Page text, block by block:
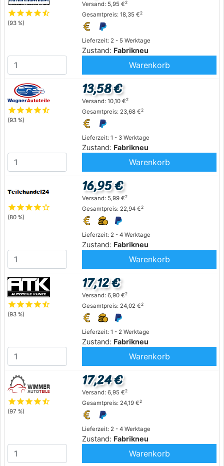
starstarstarstarstar_half
(93 %)
Lieferzeit: 2 - 5 Werktage
Zustand: Fabrikneu
Versand: 5,95 €2
Gesamtpreis: 18,35 €2
Warenkorb
starstarstarstarstar_half
(93 %)
Lieferzeit: 1 - 3 Werktage
Zustand: Fabrikneu
13,58 €
Versand: 10,10 €2
Gesamtpreis: 23,68 €2
Warenkorb
starstarstarstarstar_outline
(80 %)
Lieferzeit: 2 - 4 Werktage
Zustand: Fabrikneu
16,95 €
Versand: 5,99 €2
Gesamtpreis: 22,94 €2
Warenkorb
starstarstarstarstar_half
(93 %)
Lieferzeit: 1 - 2 Werktage
Zustand: Fabrikneu
17,12 €
Versand: 6,90 €2
Gesamtpreis: 24,02 €2
Warenkorb
starstarstarstarstar_half
(97 %)
Lieferzeit: 2 - 4 Werktage
Zustand: Fabrikneu
17,24 €
Versand: 6,95 €2
Gesamtpreis: 24,19 €2
Warenkorb